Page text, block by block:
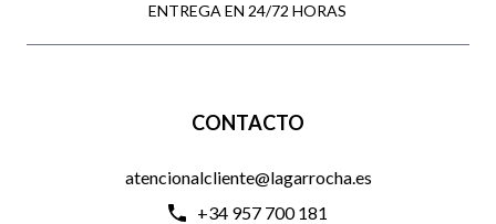
ENTREGA EN 24/72 HORAS
CONTACTO
atencionalcliente@lagarrocha.es
+34 957 700 181